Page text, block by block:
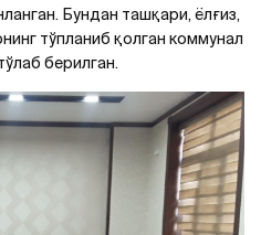
Бундан ташқари, ёлғиз,
тўпланиб қолган коммунал
берилган.